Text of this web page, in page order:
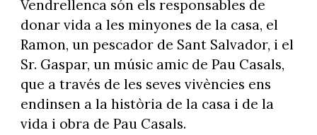
Vendrellenca​ són els responsables de
donar vida a les minyones de la casa, el
Ramon, un pescador de Sant Salvador, i el
Sr. Gaspar, un músic amic de Pau Casals,
que a través de les seves vivències ens
endinsen a la història de la casa i de la
vida i obra de Pau Casals.